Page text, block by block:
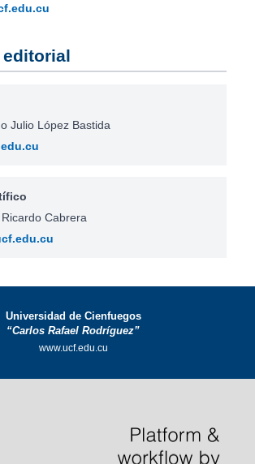
Julio López Bastida
Cabrera
Universidad de Cienfuegos
“Carlos Rafael Rodríguez”
www.ucf.edu.cu